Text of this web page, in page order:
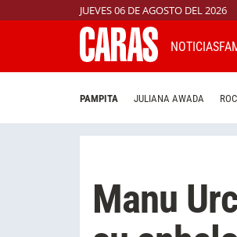
JUEVES 06 DE AGOSTO DEL 2026
NOTICIAS
PAMPITA JULIANA AWADA
Manu